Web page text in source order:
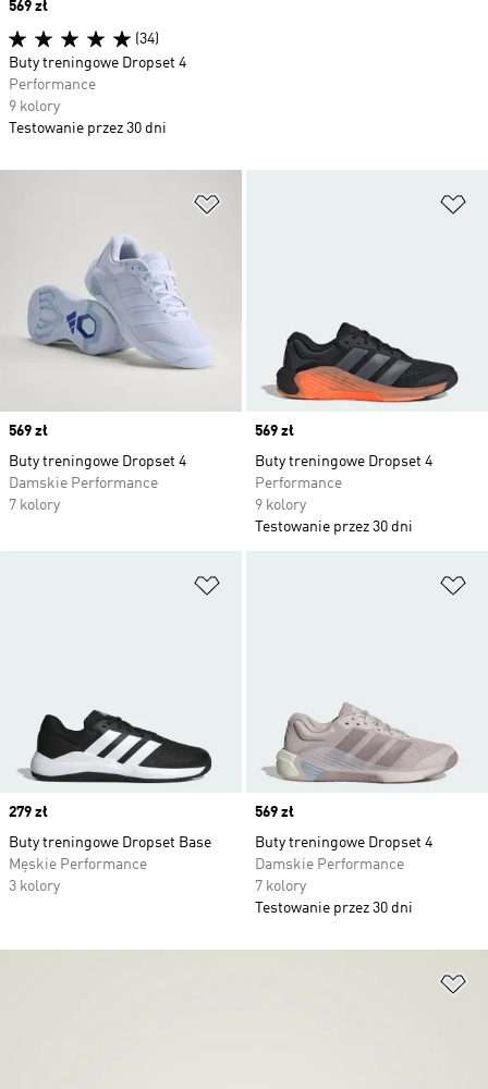
Price
569 zł
Buty treningowe Dropset 4
Damskie Performance
7 kolory
Price
569 zł
Buty treningowe Dropset 4
Performance
9 kolory
Testowanie przez 30 dni
Price
279 zł
Buty treningowe Dropset Base
Męskie Performance
3 kolory
Price
569 zł
Buty treningowe Dropset 4
Damskie Performance
7 kolory
Testowanie przez 30 dni
Price
569 zł
(34)
Buty treningowe Dropset 4
Performance
9 kolory
Testowanie przez 30 dni